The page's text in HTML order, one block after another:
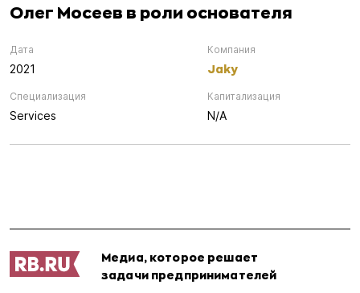
Олег Мосеев в роли основателя
Дата
2021
Компания
Jaky
Специализация
Services
Капитализация
N/A
Медиа, которое решает
задачи предпринимателей